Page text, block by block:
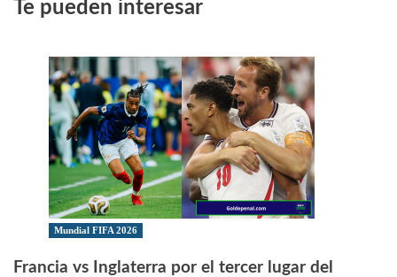
Te pueden interesar
Mundial FIFA 2026
Francia vs Inglaterra por el tercer lugar del